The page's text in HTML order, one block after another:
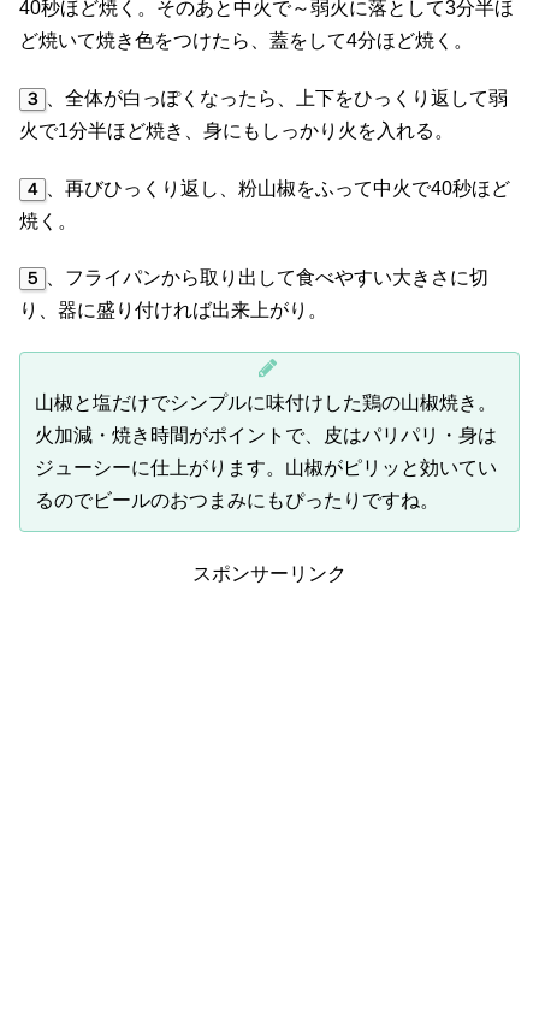
40秒ほど焼く。そのあと中火で～弱火に落として3分半ほ
ど焼いて焼き色をつけたら、蓋をして4分ほど焼く。
３ 、全体が白っぽくなったら、上下をひっくり返して弱
火で1分半ほど焼き、身にもしっかり火を入れる。
４ 、再びひっくり返し、粉山椒をふって中火で40秒ほど
焼く。
５ 、フライパンから取り出して食べやすい大きさに切
り、器に盛り付ければ出来上がり。
山椒と塩だけでシンプルに味付けした鶏の山椒焼き。
火加減・焼き時間がポイントで、皮はパリパリ・身は
ジューシーに仕上がります。山椒がピリッと効いてい
るのでビールのおつまみにもぴったりですね。
スポンサーリンク